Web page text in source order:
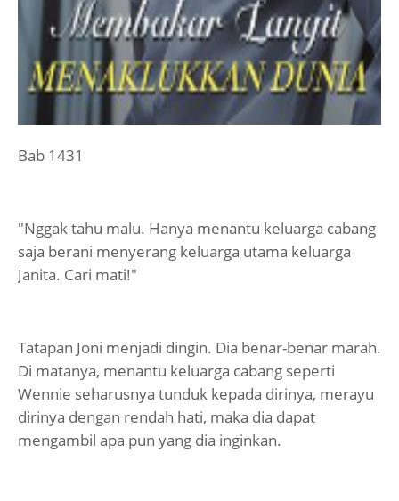
Bab 1431
"Nggak tahu malu. Hanya menantu keluarga cabang
saja berani menyerang keluarga utama keluarga
Janita. Cari mati!"
Tatapan Joni menjadi dingin. Dia benar-benar marah.
Di matanya, menantu keluarga cabang seperti
Wennie seharusnya tunduk kepada dirinya, merayu
dirinya dengan rendah hati, maka dia dapat
mengambil apa pun yang dia inginkan.